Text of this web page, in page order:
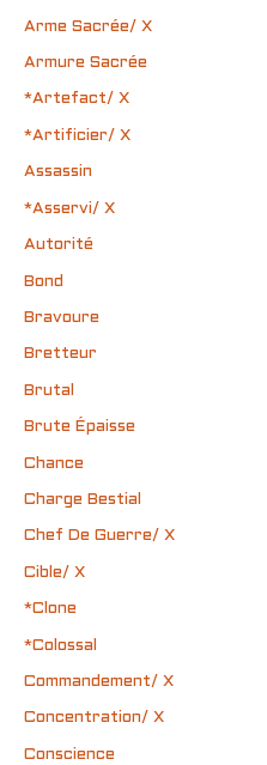
Arme Sacrée/ X
Armure Sacrée
*Artefact/ X
*Artificier/ X
Assassin
*Asservi/ X
Autorité
Bond
Bravoure
Bretteur
Brutal
Brute Épaisse
Chance
Charge Bestial
Chef De Guerre/ X
Cible/ X
*Clone
*Colossal
Commandement/ X
Concentration/ X
Conscience